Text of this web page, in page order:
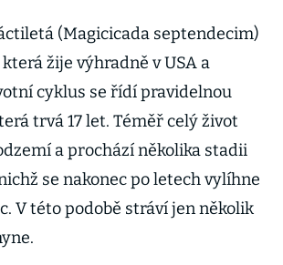
(Magicicada septendecim)
žije výhradně v USA a
cyklus se řídí pravidelnou
trvá 17 let. Téměř celý život
a prochází několika stadii
se nakonec po letech vylíhne
V této podobě stráví jen několik